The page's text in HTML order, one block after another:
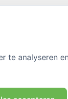
te analyseren